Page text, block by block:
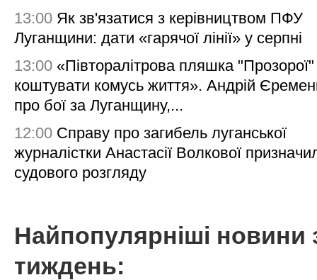
13:00 Як зв'язатися з керівництвом ПФУ
Луганщини: дати «гарячої лінії» у серпні
13:00 «Півторалітрова пляшка
коштувати комусь життя». Андрій
про бої за Луганщину,...
12:00 Справу про загибель луганської
журналістки Анастасії Волкової
судового розгляду
Найпопулярніші новини
тиждень: